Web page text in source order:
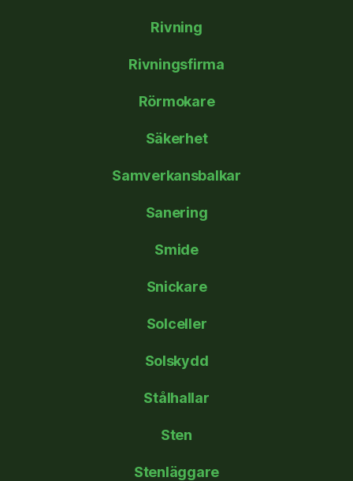
Rivning
Rivningsfirma
Rörmokare
Säkerhet
Samverkansbalkar
Sanering
Smide
Snickare
Solceller
Solskydd
Stålhallar
Sten
Stenläggare